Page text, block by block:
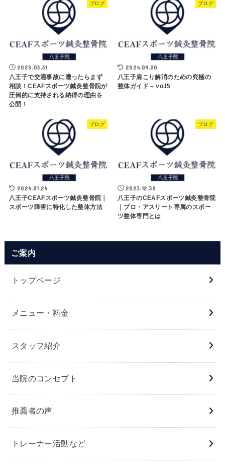
ブログ
2025.03.31
八王子で交通事故に遭ったらまず
相談！CEAFスポーツ鍼灸整骨院が
圧倒的に支持される納得の理由を
公開！
ブログ
2024.09.20
八王子肩こり解消のための究極の
整体ガイド – vo.l5
ブログ
2024.01.24
八王子CEAFスポーツ鍼灸整骨院｜
スポーツ障害に特化した整体方法
ブログ
2023.12.30
八王子のCEAFスポーツ鍼灸整骨院
｜プロ・アスリート専属のスポー
ツ整体専門とは
ご案内
トップページ
メニュー・料金
スタッフ紹介
当院のコンセプト
推薦者の声
トレーナー活動など